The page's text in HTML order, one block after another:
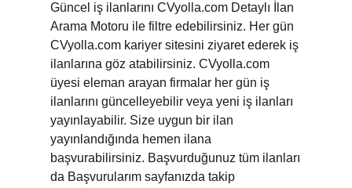
Güncel iş ilanlarını CVyolla.com Detaylı İlan
Arama Motoru ile filtre edebilirsiniz. Her gün
CVyolla.com kariyer sitesini ziyaret ederek iş
ilanlarına göz atabilirsiniz. CVyolla.com
üyesi eleman arayan firmalar her gün iş
ilanlarını güncelleyebilir veya yeni iş ilanları
yayınlayabilir. Size uygun bir ilan
yayınlandığında hemen ilana
başvurabilirsiniz. Başvurduğunuz tüm ilanları
da Başvurularım sayfanızda takip